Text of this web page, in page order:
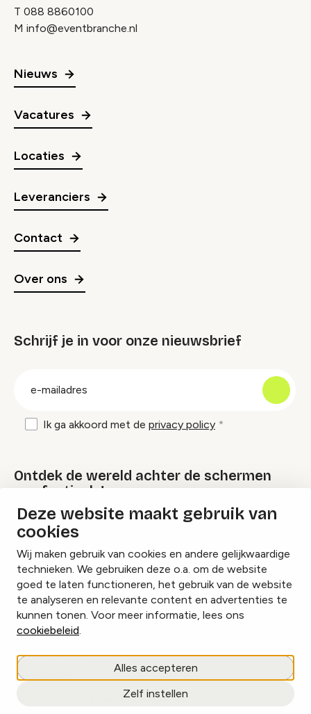
Deze website maakt gebruik van
cookies
Wij maken gebruik van cookies en andere gelijkwaardige
technieken. We gebruiken deze o.a. om de website
goed te laten functioneren, het gebruik van de website
te analyseren en relevante content en advertenties te
kunnen tonen. Voor meer informatie, lees ons
cookiebeleid.
Alles accepteren
Zelf instellen
T 088 8860100
M info@eventbranche.nl
Nieuws
Vacatures
Locaties
Leveranciers
Contact
Over ons
Schrijf je in voor onze nieuwsbrief
Ik ga akkoord met de privacy policy
Ontdek de wereld achter de schermen
van festivals!
Lees onze Festival Specials
InstagramFacebookLinkedIn
Cookies beheren
Privacy policy
copyright © 2026 Eventbranche.nl